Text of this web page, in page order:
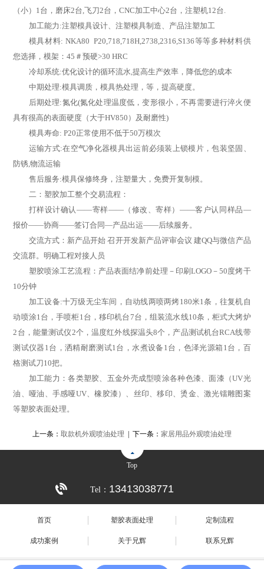
（小）1台，磨床2台,飞刀2台，CNC加工中心2台，注塑机12台.
加工能力:注塑模具设计、注塑模具制造、产品注塑加工
模具材料: NKA80 P20,718,718H,2738,2316,S136等等多种材料供
您选择，模架：45＃预硬>30 HRC
冷却系统:优化设计的循环流水,提高生产效率，降低您的成本
中期处理:模具调质，模具热处理，等，提高硬度。
后期处理:氮化(氮化处理温度低，变形很小，不再需要进行淬火便
具有很高的表面硬度（大于HV850）及耐磨性)
模具寿命: P20正常使用不低于50万模次
运输方式:在空气净化器模具出运前必须装上锁模片，包装坚固、
防锈,物流运输
售后服务:模具保修终身，注塑量大，免费开复制模。
二：塑胶加工整个交易流程：
打样设计确认——寄样——（修改、寄样）——客户认同样品—
报价——协商——签订合同—产品出运——后续服务。
交流方式：新产品开始 召开开发新产品评审会议 建QQ与微信产品
交流群。明确工程对接人员
塑胶喷涂工艺流程：产品表面结净前处理－印刷LOGO－50度烤干
10分钟
加工设备:十万级无尘车间，自动线两喷两烤180米1条，往复机自
动喷涂1台，手喷柜1台，移印机台7台，组装流水线10条，柜式大烤炉
2台，能量测试仪2个，温度红外线探温头8个，产品测试机台RCA线带
测试仪器1台，洒精耐磨测试1台，水煮设备1台，色泽光源箱1台，百
格测试刀10把。
加工能力：各类塑胶、五金外壳成型喷涂各种色漆、面漆（UV光
油、哑油、手感哑UV、橡胶漆）、丝印、移印、烫金、激光镭雕图案
等塑胶表面处理。
上一条： 取款机外观喷油处理 | 下一条： 家居用品外观喷油处理
Top
Tel： 13413038771
首页 塑胶表面处理 定制流程
成功案例 关于兄辉 联系兄辉